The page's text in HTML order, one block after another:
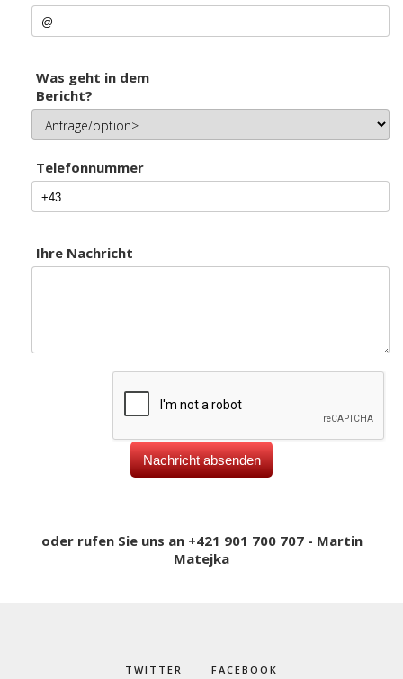
Was geht in dem
Bericht?
Telefonnummer
Ihre Nachricht
oder rufen Sie uns an +421 901 700 707 - Martin
Matejka
TWITTER FACEBOOK